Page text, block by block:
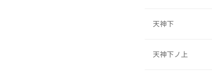
天神下
天神下ノ上